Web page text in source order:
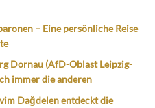
– Eine persönliche Reise
Dornau (AfD-Oblast Leipzig-
immer die anderen
Dağdelen entdeckt die